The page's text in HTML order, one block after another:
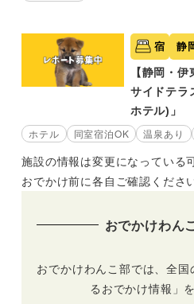
宿 静
【静岡・
サイドテラ
ホテル)」
ホテル 同室宿泊OK 温泉あり
施設の情報は変更になっている
おでかけ前に各自ご確認ください
おでかけわん
おでかけわんこ部では、全
るおでかけ情報」